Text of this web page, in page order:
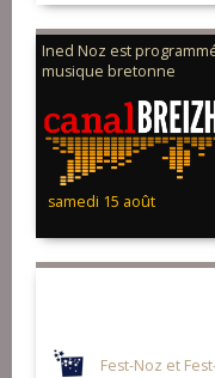
Ined Noz est
musique bretonne
samedi 15 août
Fest-Noz et